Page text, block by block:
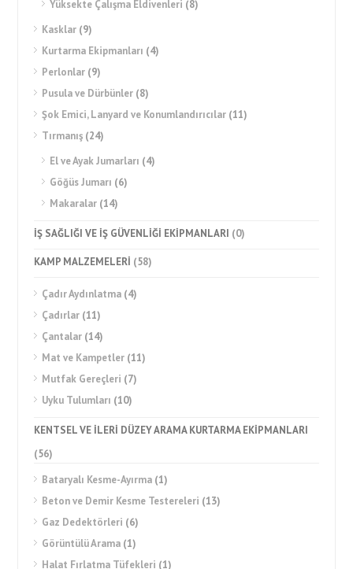
Yüksekte Çalışma Eldivenleri (8)
Kasklar (9)
Kurtarma Ekipmanları (4)
Perlonlar (9)
Pusula ve Dürbünler (8)
Şok Emici, Lanyard ve Konumlandırıcılar (11)
Tırmanış (24)
El ve Ayak Jumarları (4)
Göğüs Jumarı (6)
Makaralar (14)
İŞ SAĞLIĞI VE İŞ GÜVENLİĞİ EKİPMANLARI (0)
KAMP MALZEMELERİ (58)
Çadır Aydınlatma (4)
Çadırlar (11)
Çantalar (14)
Mat ve Kampetler (11)
Mutfak Gereçleri (7)
Uyku Tulumları (10)
KENTSEL VE İLERİ DÜZEY ARAMA KURTARMA EKİPMANLARI
(56)
Bataryalı Kesme-Ayırma (1)
Beton ve Demir Kesme Testereleri (13)
Gaz Dedektörleri (6)
Görüntülü Arama (1)
Halat Fırlatma Tüfekleri (1)